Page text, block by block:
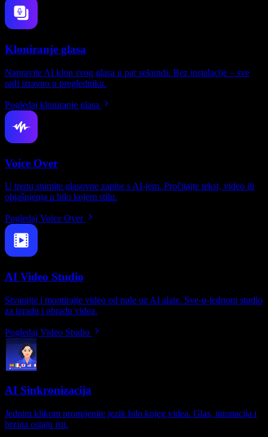
Kloniranje glasa
Napravite AI klon svog glasa u par sekundi. Bez instalacije – sve
radi izravno u pregledniku.
Pogledaj kloniranje glasa
Voice Over
U trenu snimite glasovne zapise s AI-jem. Pročitajte tekst, video ili
objašnjenja u bilo kojem stilu.
Pogledaj Voice Over
AI Video Studio
Stvarajte i montirajte video od nule uz AI alate. Sve-u-jednom studio
za izradu i obradu videa.
Pogledaj Video Studio
AI Sinkronizacija
Jednim klikom promijenite jezik bilo kojeg videa. Glas, intonacija i
brzina ostaju isti.